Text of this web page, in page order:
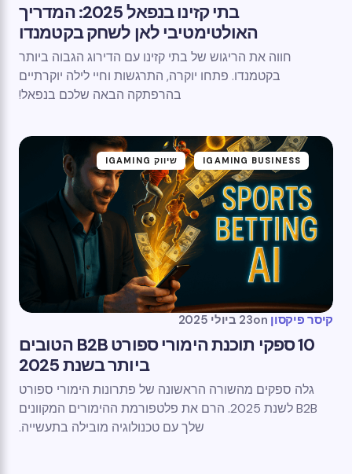
בתי קזינו בנפאל 2025: המדריך
האולטימטיבי לאן לשחק בקטמנדו
חווה את הריגוש של בתי קזינו עם הדירוג הגבוה ביותר
בקטמנדו. פתחו יוקרה, התרגשות וחיי לילה יוקרתיים
בהרפתקה הבאה שלכם בנפאל!
IGAMING BUSINESS שיווק IGAMING
קיסר פיקסון on23 ביולי 2025
10 ספקי תוכנת הימורי ספורט B2B הטובים
ביותר בשנת 2025
גלה ספקים מהשורה הראשונה של פתרונות הימורי ספורט
B2B לשנת 2025. הרם את פלטפורמת ההימורים המקוונים
שלך עם טכנולוגיה מובילה בתעשייה.